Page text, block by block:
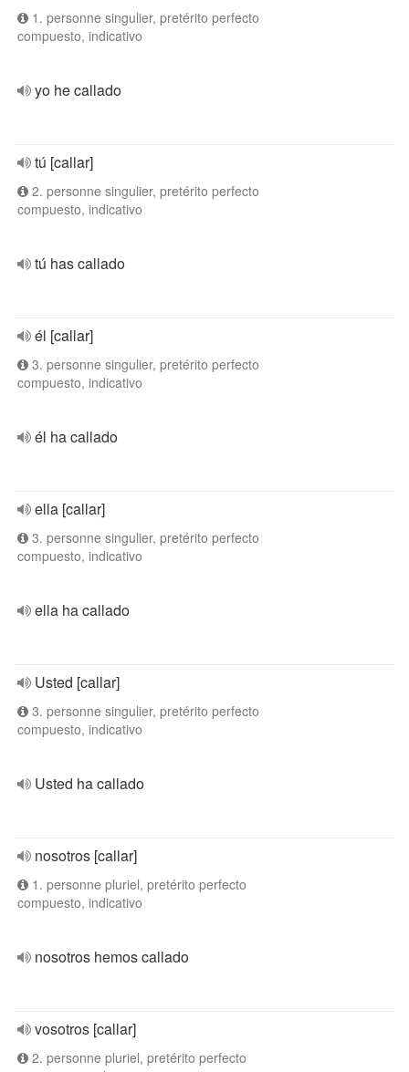
1. personne singulier, pretérito perfecto
compuesto, indicativo
yo he callado
tú [callar]
2. personne singulier, pretérito perfecto
compuesto, indicativo
tú has callado
él [callar]
3. personne singulier, pretérito perfecto
compuesto, indicativo
él ha callado
ella [callar]
3. personne singulier, pretérito perfecto
compuesto, indicativo
ella ha callado
Usted [callar]
3. personne singulier, pretérito perfecto
compuesto, indicativo
Usted ha callado
nosotros [callar]
1. personne pluriel, pretérito perfecto
compuesto, indicativo
nosotros hemos callado
vosotros [callar]
2. personne pluriel, pretérito perfecto